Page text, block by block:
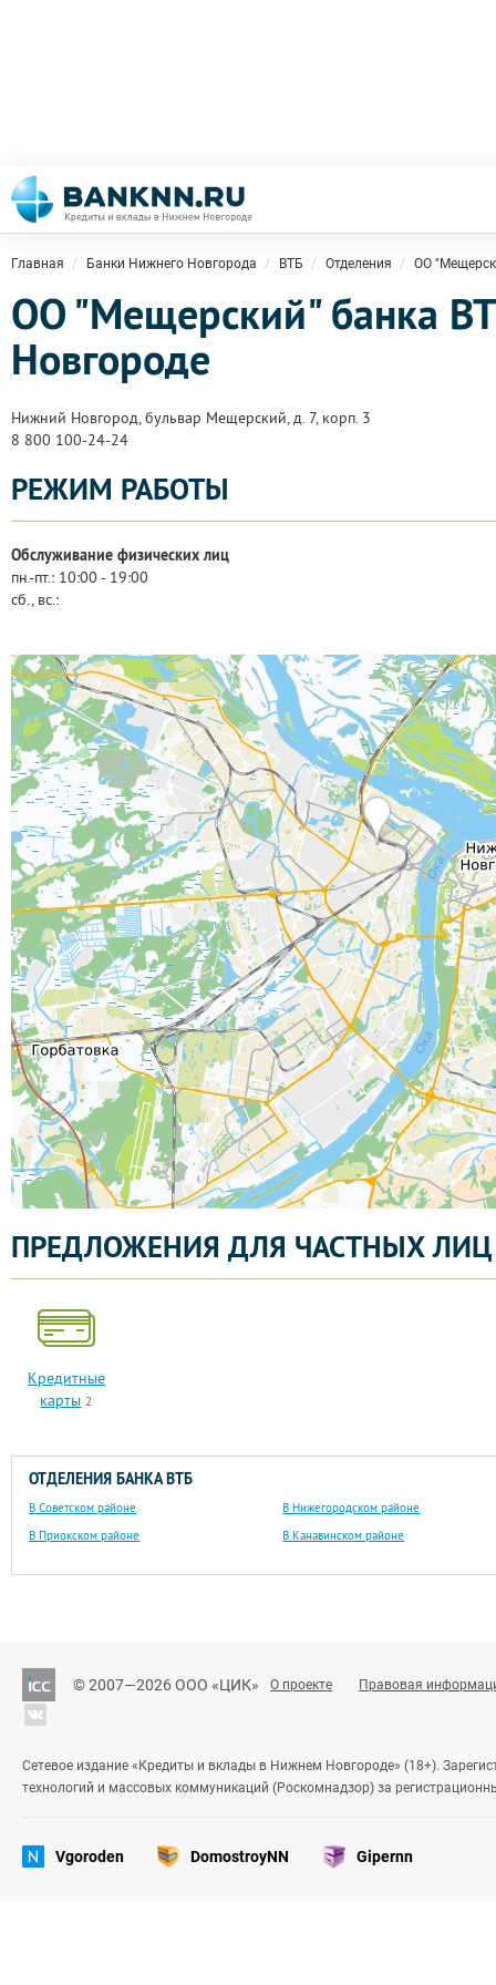
Главная Банки Нижнего Новгорода ВТБ Отделения ОО
ОО "Мещерский" банка
Новгороде
Нижний Новгород, бульвар Мещерский, д. 7, корп. 3
8 800 100-24-24
РЕЖИМ РАБОТЫ
Обслуживание физических лиц
пн.-пт.: 10:00 - 19:00
сб., вс.:
ПРЕДЛОЖЕНИЯ ДЛЯ ЧАСТНЫХ ЛИЦ
Кредитные
карты 2
ОТДЕЛЕНИЯ БАНКА ВТБ
В Советском районе
В Приокском районе
В Нижегородском районе
В Канавинском районе
© 2007—2026 ООО «ЦИК» О проекте Правовая
Сетевое издание «Кредиты и вклады в Нижнем Новгороде» (18+).
технологий и массовых коммуникаций (Роскомнадзор) за
Vgoroden DomostroyNN Gipernn